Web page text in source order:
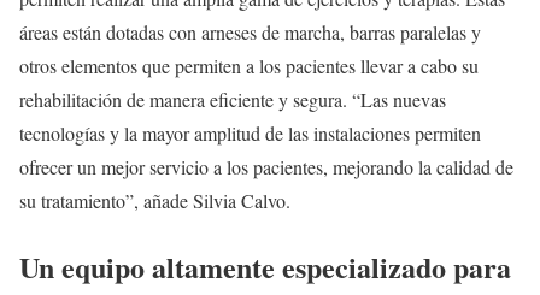
áreas están dotadas con arneses de marcha, barras paralelas y
otros elementos que permiten a los pacientes llevar a cabo su
rehabilitación de manera eficiente y segura. “Las nuevas
tecnologías y la mayor amplitud de las instalaciones permiten
ofrecer un mejor servicio a los pacientes, mejorando la calidad de
su tratamiento”, añade Silvia Calvo.
Un equipo altamente especializado para